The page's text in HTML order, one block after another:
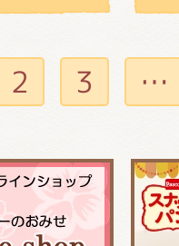
2 3 …